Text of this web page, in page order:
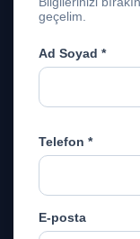
geçelim.
Ad Soyad *
Telefon *
E-posta